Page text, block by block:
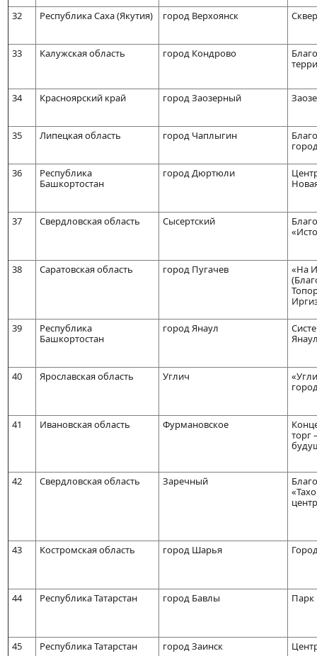
32 Республика Саха (Якутия) город Верхоянск
33 Калужская область город Кондрово
34 Красноярский край город Заозерный
35 Липецкая область город Чаплыгин
36
Республика
Башкортостан
город Дюртюли
37 Свердловская область Сысертский
38 Саратовская область город Пугачев
«На
39
Республика
Башкортостан
город Янаул
40 Ярославская область Углич
41 Ивановская область Фурмановское
торг
42 Свердловская область Заречный
43 Костромская область город Шарья
44 Республика Татарстан город Бавлы Парк
45 Республика Татарстан город Заинск